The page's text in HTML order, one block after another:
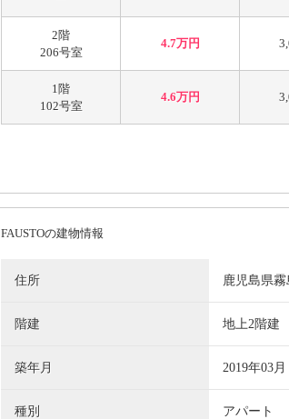
2階
206号室
4.7万円
1階
102号室
4.6万円
FAUSTOの建物情報
住所 鹿児島県
階建 地上2階建
築年月 2019年03月
種別 アパート